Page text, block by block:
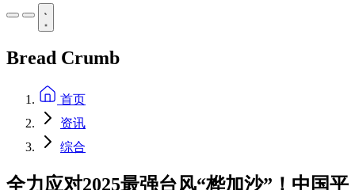
Bread Crumb
首页
资讯
综合
全力应对2025最强台风“桦加沙”！中国平